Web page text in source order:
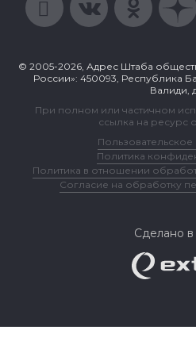
© 2005-2026, Адрес Штаба
России»: 450093, Республика
Валиди,
При полном или частичном
ссылка на ресурс
Политика
Политика в отношении
Согласие на обработку
Сделано в